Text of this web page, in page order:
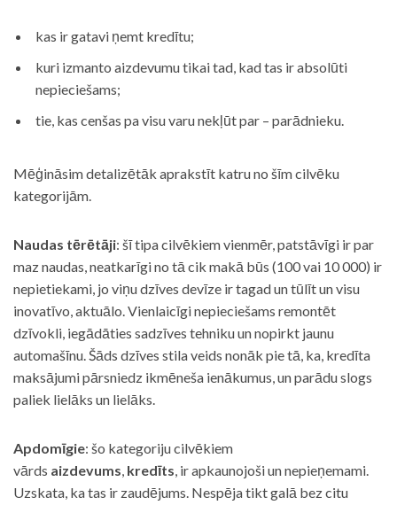
kas ir gatavi ņemt kredītu;
kuri izmanto aizdevumu tikai tad, kad tas ir absolūti
nepieciešams;
tie, kas cenšas pa visu varu nekļūt par – parādnieku.
Mēģināsim detalizētāk aprakstīt katru no šīm cilvēku
kategorijām.
Naudas tērētāji: šī tipa cilvēkiem vienmēr, patstāvīgi ir par
maz naudas, neatkarīgi no tā cik makā būs (100 vai 10 000) ir
nepietiekami, jo viņu dzīves devīze ir tagad un tūlīt un visu
inovatīvo, aktuālo. Vienlaicīgi nepieciešams remontēt
dzīvokli, iegādāties sadzīves tehniku un nopirkt jaunu
automašīnu. Šāds dzīves stila veids nonāk pie tā, ka, kredīta
maksājumi pārsniedz ikmēneša ienākumus, un parādu slogs
paliek lielāks un lielāks.
Apdomīgie: šo kategoriju cilvēkiem
vārds aizdevums, kredīts, ir apkaunojoši un nepieņemami.
Uzskata, ka tas ir zaudējums. Nespēja tikt galā bez citu